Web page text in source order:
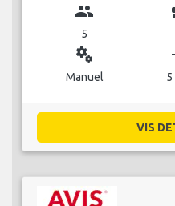
group
5
miscellaneous_services
Manuel 5
VIS